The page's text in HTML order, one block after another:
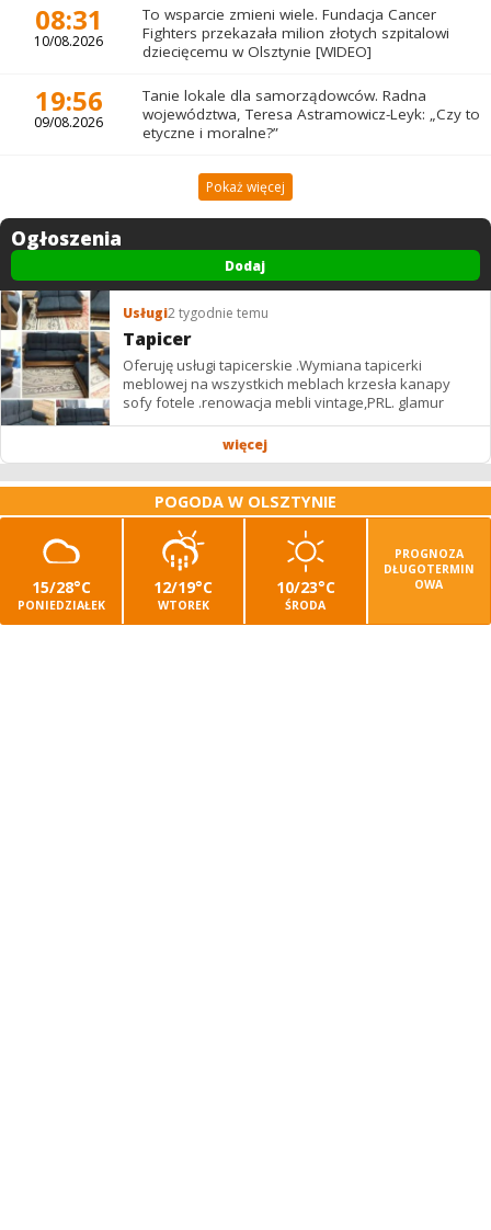
08:31
10/08.2026
To wsparcie zmieni wiele. Fundacja Cancer
Fighters przekazała milion złotych szpitalowi
dziecięcemu w Olsztynie [WIDEO]
19:56
09/08.2026
Tanie lokale dla samorządowców. Radna
województwa, Teresa Astramowicz-Leyk: „Czy to
etyczne i moralne?”
Pokaż więcej
Ogłoszenia
Dodaj
Usługi2 tygodnie temu
Tapicer
Oferuję usługi tapicerskie .Wymiana tapicerki
meblowej na wszystkich meblach krzesła kanapy
sofy fotele .renowacja mebli vintage,PRL. glamur
więcej
POGODA W OLSZTYNIE
15/28°C
PONIEDZIAŁEK
12/19°C
WTOREK
10/23°C
ŚRODA
PROGNOZA
DŁUGOTERMIN
OWA